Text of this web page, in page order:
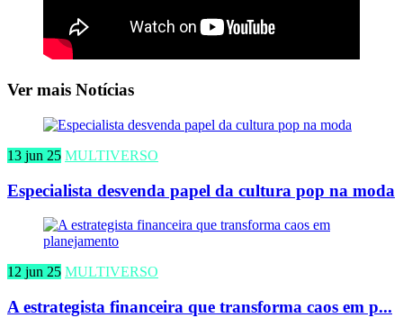
Ver mais Notícias
13 jun 25 MULTIVERSO
Especialista desvenda papel da cultura pop na moda
12 jun 25 MULTIVERSO
A estrategista financeira que transforma caos em p...